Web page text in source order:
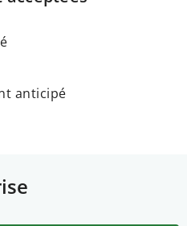
anticipé